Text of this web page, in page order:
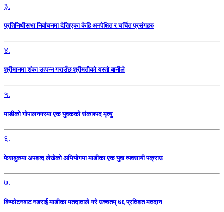
३.
प्रतिनिधीसभा निर्वाचनमा देखिएका केहि अनपेक्षित र चर्चित प्रसंगहरु
४.
श्रीमानमा शंका उत्पन्न गराउँछ श्रीमतीको यस्तो बानीले
५.
माडीको गोपालनगरमा एक युवकको संकाश्पद मृत्यु
६.
फेसबुकमा अपशव्द लेखेको अभियोगमा माडीका एक युवा व्यवसायी पक्राउ
७.
बिष्फोटनबाट नडराई माडीका मतदाताले गरे उच्चतम् ७६ प्रतिशत मतदान